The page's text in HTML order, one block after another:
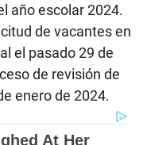
año escolar 2024.
de vacantes en
el pasado 29 de
de revisión de
enero de 2024.